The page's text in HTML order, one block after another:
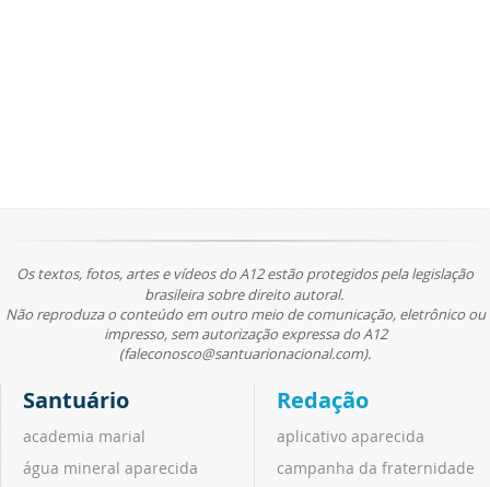
Os textos, fotos, artes e vídeos do A12 estão protegidos pela legislação
brasileira sobre direito autoral.
Não reproduza o conteúdo em outro meio de comunicação, eletrônico ou
impresso, sem autorização expressa do A12
(faleconosco@santuarionacional.com).
Santuário
academia marial
água mineral aparecida
Redação
aplicativo aparecida
campanha da fraternidade